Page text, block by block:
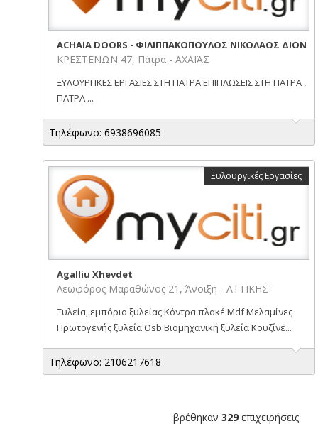
ACHAIA DOORS - ΦΙΛΙΠΠΑΚΟΠΟΥΛΟΣ ΝΙΚΟΛΑΟΣ ΔΙΟΝ
ΚΡΕΣΤΕΝΩΝ 47, Πάτρα - ΑΧΑΪΑΣ
ΞΥΛΟΥΡΓΙΚΕΣ ΕΡΓΑΣΙΕΣ ΣΤΗ ΠΑΤΡΑ ΕΠΙΠΛΩΣΕΙΣ ΣΤΗ ΠΑΤΡΑ ,
ΠΑΤΡΑ ...
Τηλέφωνο: 6938696085
Ξυλουργικές Εργασίες
Agalliu Xhevdet
Λεωφόρος Μαραθώνος 21, Άνοιξη - ΑΤΤΙΚΗΣ
Ξυλεία, εμπόριο ξυλείας Κόντρα πλακέ Mdf Μελαμίνες
Πρωτογενής ξυλεία Osb Βιομηχανική ξυλεία Κουζίνε...
Τηλέφωνο: 2106217618
βρέθηκαν 329 επιχειρήσεις